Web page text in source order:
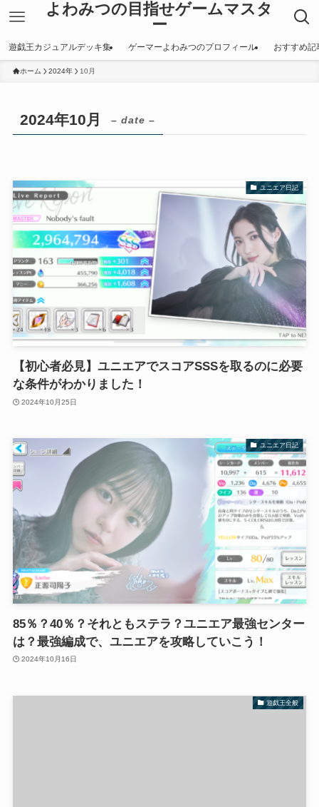
よわみつの目指せゲームマスタ
ー
遊戯王カジュアルデッキ集 ゲーマーよわみつのプロフィール おすすめ記
ホーム 2024年 10月
2024年10月 – date –
ユニエア日記
【初心者必見】ユニエアでスコアSSSを取るのに必要
な条件がわかりました！
2024年10月25日
ユニエア日記
85％？40％？それともステラ？ユニエア最強センター
は？最強編成で、ユニエアを攻略していこう！
2024年10月16日
遊戯王全般